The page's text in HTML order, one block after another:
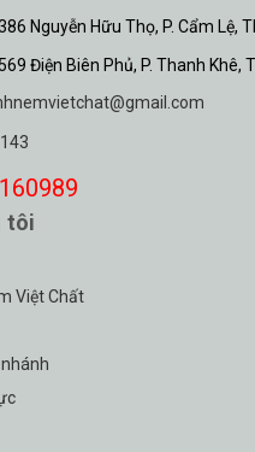
Nguyễn Hữu Thọ, P. Cẩm Lệ,
569 Điện Biên Phủ, P. Thanh Khê,
160989
tôi
Việt Chất